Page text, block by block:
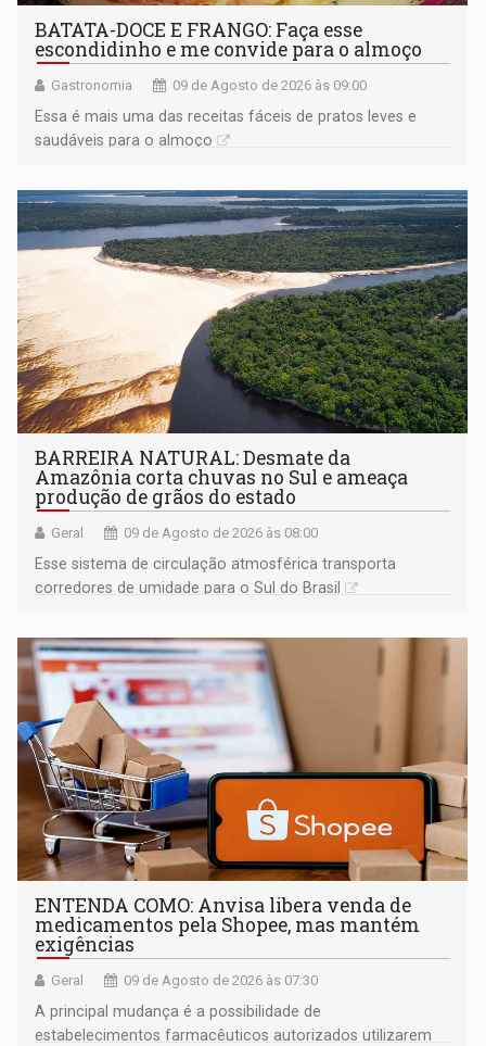
BATATA-DOCE E FRANGO: Faça esse
escondidinho e me convide para o almoço
Gastronomia 09 de Agosto de 2026 às 09:00
Essa é mais uma das receitas fáceis de pratos leves e
saudáveis para o almoço
BARREIRA NATURAL: Desmate da
Amazônia corta chuvas no Sul e ameaça
produção de grãos do estado
Geral 09 de Agosto de 2026 às 08:00
Esse sistema de circulação atmosférica transporta
corredores de umidade para o Sul do Brasil
ENTENDA COMO: Anvisa libera venda de
medicamentos pela Shopee, mas mantém
exigências
Geral 09 de Agosto de 2026 às 07:30
A principal mudança é a possibilidade de
estabelecimentos farmacêuticos autorizados utilizarem